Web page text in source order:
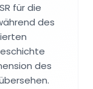
für die
des
des